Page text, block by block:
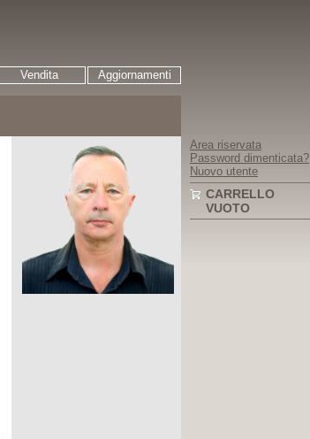
Vendita Aggiornamenti
Area riservata
Password dimenticata?
Nuovo utente
CARRELLO
VUOTO